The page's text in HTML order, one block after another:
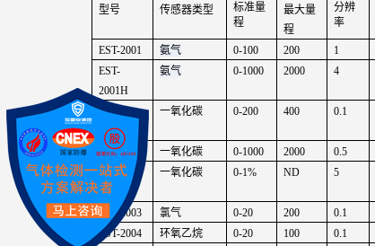
型号 传感器类型
标准量
程
最大量
程
分辨
率
EST-2001 氨气 0-100 200 1
EST-
2001H
氨气 0-1000 2000 4
EST-
2002L
一氧化碳 0-200 400 0.1
EST-2002 一氧化碳 0-1000 2000 0.5
EST-
2002H
一氧化碳 0-1% ND 5
EST-2003 氯气 0-20 200 0.1
EST-2004
环氧乙烷 0-20 100 0.1